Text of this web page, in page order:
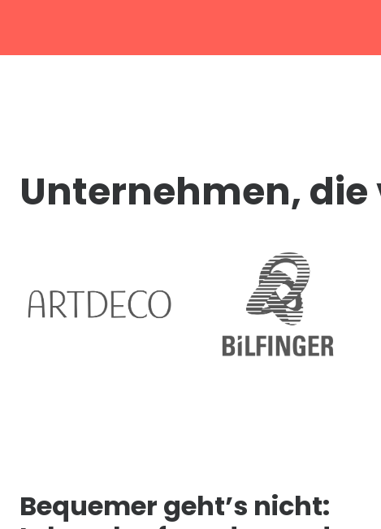
Unternehmen,
Bequemer geht’s nicht: